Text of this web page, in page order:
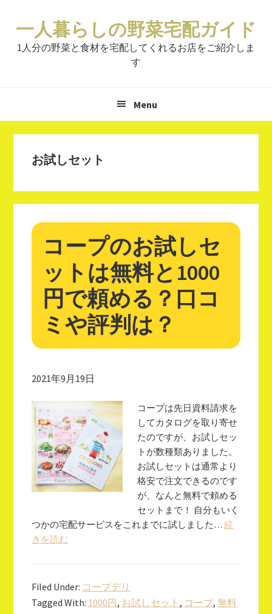
navigation
content
sidebar
一人暮らしの野菜宅配ガイド
1人分の野菜と食材を宅配してくれるお店をご紹介しま
す
Menu
お試しセット
コープのお試しセ
ットは無料と1000
円で頼める？口コ
ミや評判は？
2021年9月19日
コープは先日資料請求を
してカタログを取り寄せ
たのですが、お試しセッ
トが数種類ありました。
お試しセットは通常より
格安で注文できるのです
が、なんと無料で頼める
セットまで！ 自分もいく
つかの宅配サービスをこれまでに試しました…続
きを読む
Filed Under: コープデリ
Tagged With: 1000円, お試しセット, コープ,無料